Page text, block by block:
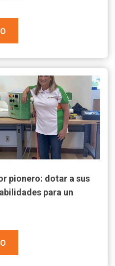
pionero: dotar a sus
para un